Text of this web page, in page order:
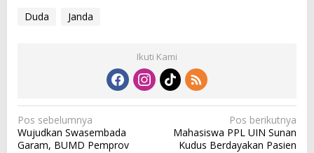
Duda Janda
Ikuti Kami
N
a
Pos sebelumnya
Wujudkan Swasembada
Garam, BUMD Pemprov
Pos berikutnya
Mahasiswa PPL UIN Sunan
Kudus Berdayakan Pasien